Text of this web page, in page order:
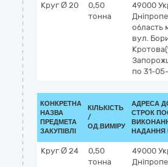
Круг Ø 20
0,50
тонна
49000
область
вул.
по 31-
КОНКРЕТНА
НАЗВА
ПРЕДМЕТА
ЗАКУПІВЛІ
КІЛЬКІСТЬ
/
ОД.ВИМІРУ
АДРЕСА
СТРОК
НАДАННЯ
Круг Ø 24
0,50
тонна
49000